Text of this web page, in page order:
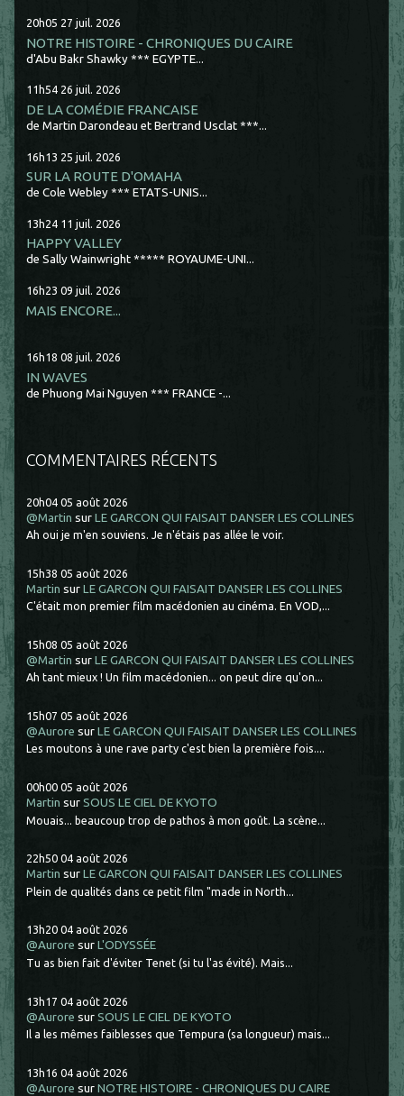
20h05 27 juil. 2026
NOTRE HISTOIRE - CHRONIQUES DU CAIRE
d'Abu Bakr Shawky *** EGYPTE...
11h54 26 juil. 2026
DE LA COMÉDIE FRANCAISE
de Martin Darondeau et Bertrand Usclat ***...
16h13 25 juil. 2026
SUR LA ROUTE D'OMAHA
de Cole Webley *** ETATS-UNIS...
13h24 11 juil. 2026
HAPPY VALLEY
de Sally Wainwright ***** ROYAUME-UNI...
16h23 09 juil. 2026
MAIS ENCORE...
16h18 08 juil. 2026
IN WAVES
de Phuong Mai Nguyen *** FRANCE -...
COMMENTAIRES RÉCENTS
20h04 05 août 2026
@Martin surLE GARCON QUI FAISAIT DANSER LES COLLINES
Ah oui je m'en souviens. Je n'étais pas allée le voir.
15h38 05 août 2026
Martin surLE GARCON QUI FAISAIT DANSER LES COLLINES
C'était mon premier film macédonien au cinéma. En VOD,...
15h08 05 août 2026
@Martin surLE GARCON QUI FAISAIT DANSER LES COLLINES
Ah tant mieux ! Un film macédonien... on peut dire qu'on...
15h07 05 août 2026
@Aurore surLE GARCON QUI FAISAIT DANSER LES COLLINES
Les moutons à une rave party c'est bien la première fois....
00h00 05 août 2026
Martin surSOUS LE CIEL DE KYOTO
Mouais... beaucoup trop de pathos à mon goût. La scène...
22h50 04 août 2026
Martin surLE GARCON QUI FAISAIT DANSER LES COLLINES
Plein de qualités dans ce petit film "made in North...
13h20 04 août 2026
@Aurore surL'ODYSSÉE
Tu as bien fait d'éviter Tenet (si tu l'as évité). Mais...
13h17 04 août 2026
@Aurore surSOUS LE CIEL DE KYOTO
Il a les mêmes faiblesses que Tempura (sa longueur) mais...
13h16 04 août 2026
@Aurore surNOTRE HISTOIRE - CHRONIQUES DU CAIRE